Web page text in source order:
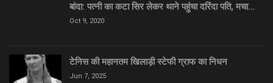
बांदा: पत्नी का कटा सिर लेकर थाने पहुंचा दरिंदा पति, मचा…
Oct 9, 2020
टेनिस की महानतम खिलाड़ी स्टेफी ग्राफ का निधन
Jun 7, 2025